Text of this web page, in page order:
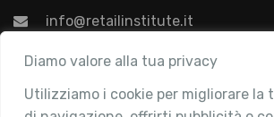
Diamo valore alla tua privacy
Utilizziamo i cookie per migliorare la
info@retailinstitute.it
Associazione
Chi siamo